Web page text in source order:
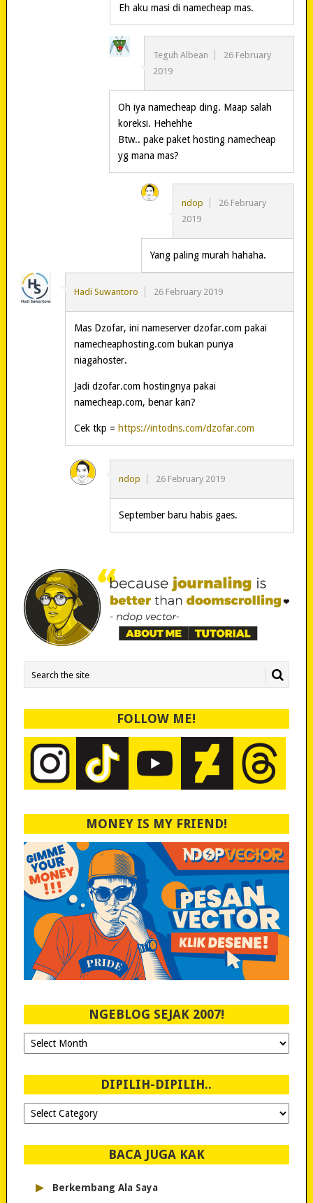
Eh aku masi di namecheap mas.
Teguh Albean
26 February
2019
Oh iya namecheap ding. Maap salah
koreksi. Hehehhe
Btw.. pake paket hosting namecheap
yg mana mas?
ndop
26 February
2019
Yang paling murah hahaha.
Hadi Suwantoro 26 February 2019
Mas Dzofar, ini nameserver dzofar.com pakai
namecheaphosting.com bukan punya
niagahoster.
Jadi dzofar.com hostingnya pakai
namecheap.com, benar kan?
Cek tkp = https://intodns.com/dzofar.com
ndop 26 February 2019
September baru habis gaes.
FOLLOW ME!
MONEY IS MY FRIEND!
NGEBLOG SEJAK 2007!
Ngeblog
Sejak
DIPILIH-DIPILIH..
Dipilih-
dipilih..
BACA JUGA KAK
▸ Berkembang Ala Saya